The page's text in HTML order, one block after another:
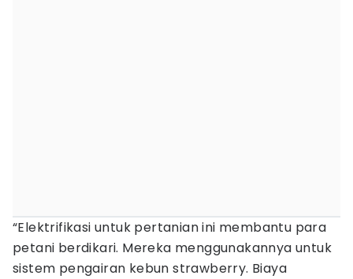
“Elektrifikasi untuk pertanian ini membantu para
petani berdikari. Mereka menggunakannya untuk
sistem pengairan kebun strawberry. Biaya